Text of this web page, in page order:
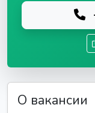
О вакансии